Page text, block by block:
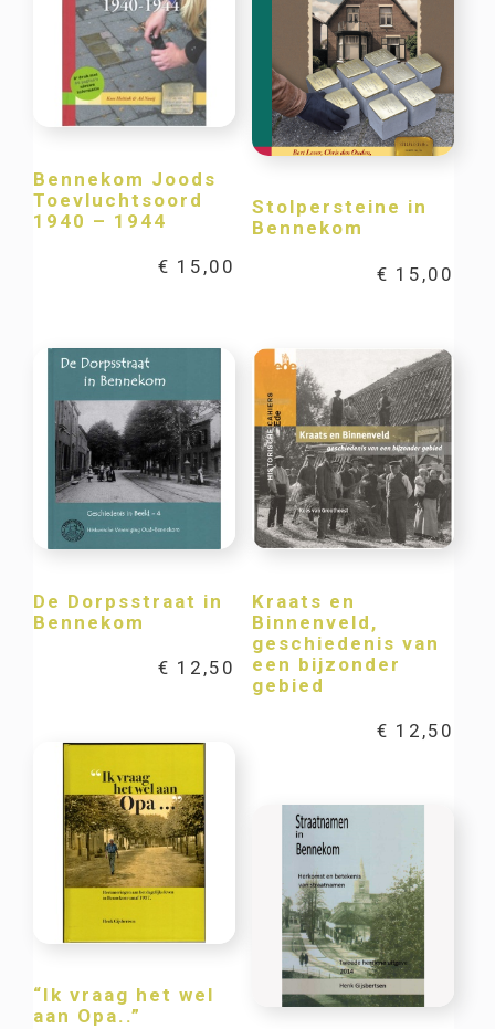
Bennekom Joods
Toevluchtsoord
1940 – 1944
€ 15,00
Stolpersteine in
Bennekom
€ 15,00
De Dorpsstraat in
Bennekom
€ 12,50
Kraats en
Binnenveld,
geschiedenis van
een bijzonder
gebied
€ 12,50
“Ik vraag het wel
aan Opa..”